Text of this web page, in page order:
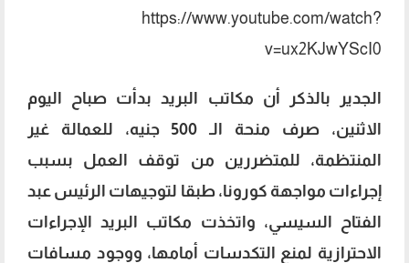
https://www.youtube.com/watch?
v=ux2KJwYScI0
الجدير بالذكر أن مكاتب البريد بدأت صباح اليوم
الاثنين، صرف منحة الـ 500 جنيه، للعمالة غير
المنتظمة، للمتضررين من توقف العمل بسبب
إجراءات مواجهة كورونا، طبقا لتوجيهات الرئيس عبد
الفتاح السيسي، واتخذت مكاتب البريد الإجراءات
الاحترازية لمنع التكدسات أمامها، ووجود مسافات